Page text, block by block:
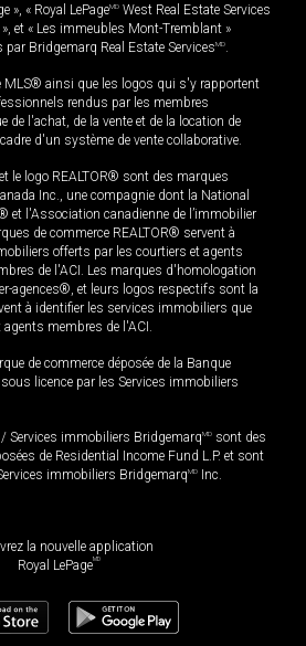
», « Royal LePageMD West Real Estate Services
et « Les immeubles Mont-Tremblant »
Bridgemarq Real Estate ServicesMD.
MLS® ainsi que les logos qui s'y rapportent
rendus par les membres
de l'achat, de la vente et de la location de
d'un système de vente collaborative.
le logo REALTOR® sont des marques
Inc., une compagnie dont la National
et l'Association canadienne de l’immobilier
de commerce REALTOR® servent à
offerts par les courtiers et agents
de l'ACI. Les marques d'homologation
agences®, et leurs logos respectifs sont la
à identifier les services immobiliers que
membres de l'ACI.
de commerce déposée de la Banque
licence par les Services immobiliers
Services immobiliers BridgemarqMD sont des
de Residential Income Fund L.P. et sont
immobiliers BridgemarqMD Inc.
la nouvelle application
Royal LePageMD